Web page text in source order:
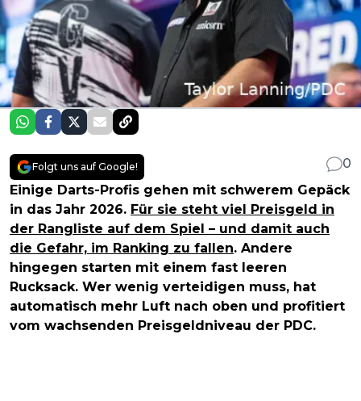
Folgt uns auf Google!
0
Einige Darts-Profis gehen mit schwerem Gepäck
in das Jahr 2026. Für sie steht viel Preisgeld in
der Rangliste auf dem Spiel – und damit auch
die Gefahr, im Ranking zu fallen. Andere
hingegen starten mit einem fast leeren
Rucksack. Wer wenig verteidigen muss, hat
automatisch mehr Luft nach oben und profitiert
vom wachsenden Preisgeldniveau der PDC.